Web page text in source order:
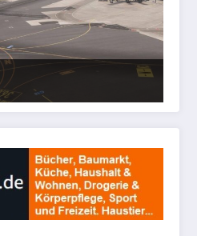
Tricks, damit es